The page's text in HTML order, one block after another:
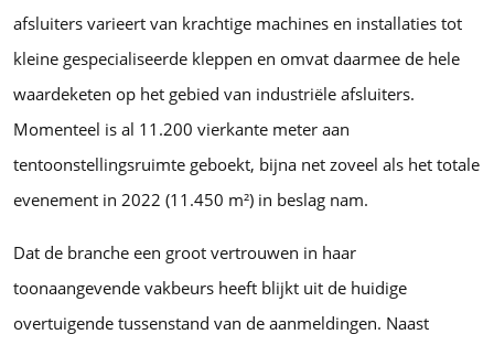
afsluiters varieert van krachtige machines en installaties tot
kleine gespecialiseerde kleppen en omvat daarmee de hele
waardeketen op het gebied van industriële afsluiters.
Momenteel is al 11.200 vierkante meter aan
tentoonstellingsruimte geboekt, bijna net zoveel als het totale
evenement in 2022 (11.450 m²) in beslag nam.
Dat de branche een groot vertrouwen in haar
toonaangevende vakbeurs heeft blijkt uit de huidige
overtuigende tussenstand van de aanmeldingen. Naast